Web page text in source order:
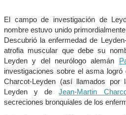
El campo de investigación de
nombre estuvo unido
Descubrió la enfermedad de
atrofia muscular que debe su
Leyden y del neurólogo alemán
investigaciones sobre el asma
Charcot-Leyden (así llamados por
Leyden y deJean-Martin
secreciones bronquiales de los